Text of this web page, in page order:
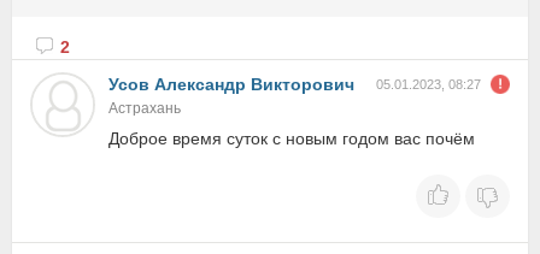
2
Усов Александр Викторович
05.01.2023, 08:27
Астрахань
Доброе время суток с новым годом вас почём